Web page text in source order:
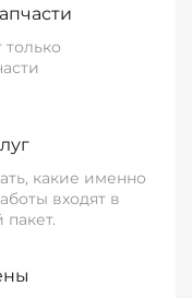
какие именно
входят в